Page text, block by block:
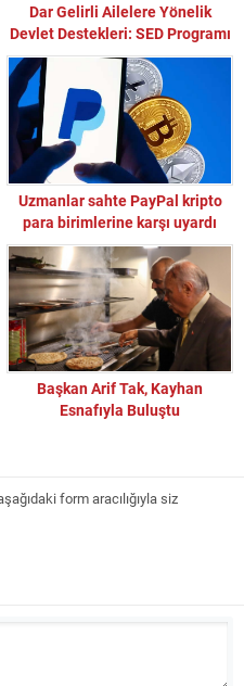
Dar Gelirli Ailelere Yönelik
Devlet Destekleri: SED Programı
Hakkında Bilinmesi Gerekenler
Uzmanlar sahte PayPal kripto
para birimlerine karşı uyardı
Başkan Arif Tak, Kayhan
Esnafıyla Buluştu
form aracılığıyla siz